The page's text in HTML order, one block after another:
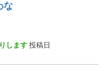
な
します 投稿日